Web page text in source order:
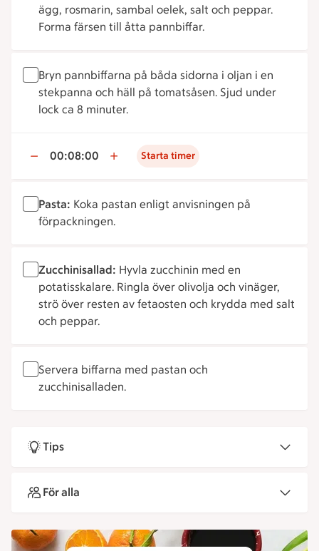
ägg, rosmarin, sambal oelek, salt och peppar.
Forma färsen till åtta pannbiffar.
Bryn pannbiffarna på båda sidorna i oljan i en
stekpanna och häll på tomatsåsen. Sjud under
lock ca 8 minuter.
00:08:00 Starta timer
Pasta: Koka pastan enligt anvisningen på
förpackningen.
Zucchinisallad: Hyvla zucchinin med en
potatisskalare. Ringla över olivolja och vinäger,
strö över resten av fetaosten och krydda med salt
och peppar.
Servera biffarna med pastan och
zucchinisalladen.
Tips
För alla